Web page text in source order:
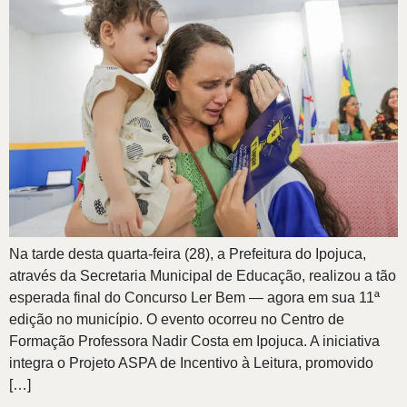
Na tarde desta quarta-feira (28), a Prefeitura do Ipojuca,
através da Secretaria Municipal de Educação, realizou a tão
esperada final do Concurso Ler Bem — agora em sua 11ª
edição no município. O evento ocorreu no Centro de
Formação Professora Nadir Costa em Ipojuca. A iniciativa
integra o Projeto ASPA de Incentivo à Leitura, promovido
[…]